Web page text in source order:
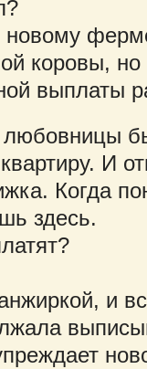
новому
коровы, но
выплаты
любовницы
И
Когда
здесь.
и